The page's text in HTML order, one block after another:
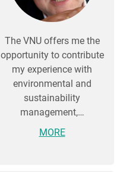
The VNU offers me the
opportunity to contribute
my experience with
environmental and
sustainability
management,…
MORE